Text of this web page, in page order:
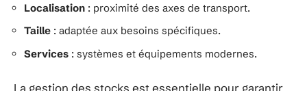
Localisation : proximité des axes de transport.
Taille : adaptée aux besoins spécifiques.
Services : systèmes et équipements modernes.
La gestion des stocks est essentielle pour garantir